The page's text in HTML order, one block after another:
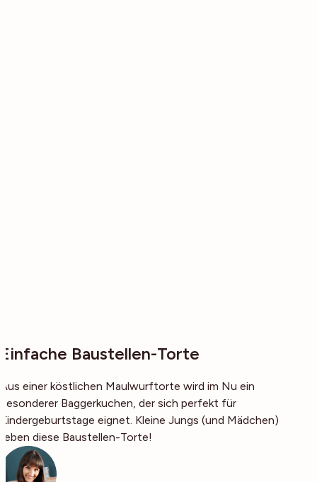
Einfache Baustellen-Torte
Aus einer köstlichen Maulwurftorte wird im Nu ein
besonderer Baggerkuchen, der sich perfekt für
Kindergeburtstage eignet. Kleine Jungs (und Mädchen)
lieben diese Baustellen-Torte!